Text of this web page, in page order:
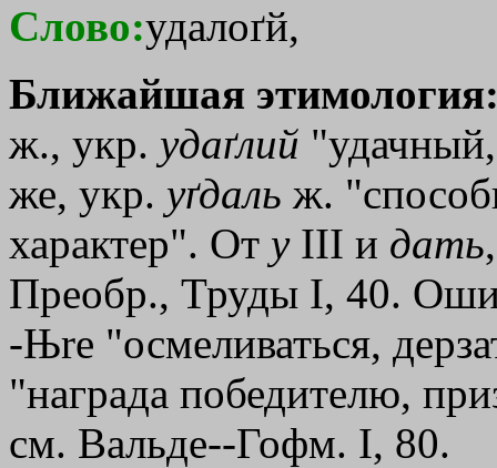
Слово:удалоґй,
Ближайшая
ж., укр. удаґлий
же, укр. уґдаль ж.
характер". От уIII и дать
Преобр., Труды I, 40.
-Њrе "осмеливаться,
"награда победителю,
см. Вальде--Гофм. I, 80.